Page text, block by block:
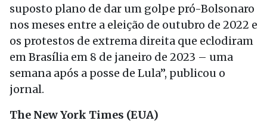
suposto plano de dar um golpe pró-Bolsonaro
nos meses entre a eleição de outubro de 2022 e
os protestos de extrema direita que eclodiram
em Brasília em 8 de janeiro de 2023 – uma
semana após a posse de Lula”, publicou o
jornal.
The New York Times (EUA)